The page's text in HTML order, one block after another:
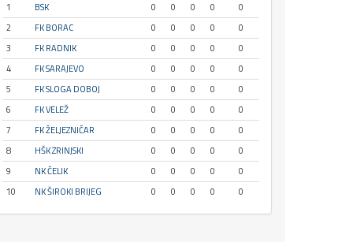
1
BSK 0 0 0 0
0
2
FK BORAC 0 0 0 0
0
3
FK RADNIK 0 0 0 0
0
4
FK SARAJEVO 0 0 0 0
0
5
FK SLOGA DOBOJ 0 0 0 0
0
6
FK VELEŽ 0 0 0 0
0
7
FK ŽELJEZNIČAR 0 0 0 0
0
8
HŠK ZRINJSKI 0 0 0 0
0
9
NK ČELIK 0 0 0 0
0
10
NK ŠIROKI BRIJEG 0 0 0 0 0